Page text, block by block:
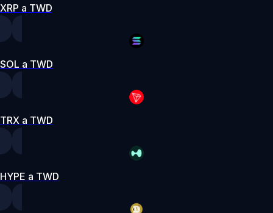
XRP a TWD
SOL a TWD
TRX a TWD
HYPE a TWD